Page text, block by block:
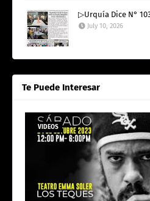
▷Urquía Dice N°
July 10, 2026
Te Puede Interesar
VIDEOS